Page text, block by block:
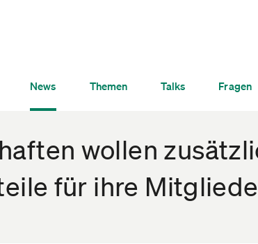
News Themen Talks Fragen
wollen
für ihre